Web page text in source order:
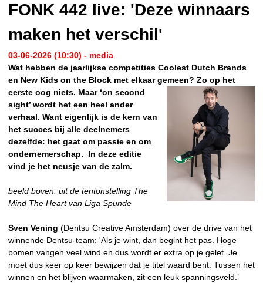
FONK 442 live: 'Deze winnaars
maken het verschil'
03-06-2026 (10:30) - media
Wat hebben de jaarlijkse competities Coolest Dutch Brands
en New Kids on the Block met elkaar gemeen? Zo op het
eerste oog niets. Maar ‘on second
sight’ wordt het een heel ander
verhaal. Want eigenlijk is de kern van
het succes bij alle deelnemers
dezelfde: het gaat om passie en om
ondernemerschap. In deze editie
vind je het neusje van de zalm.
beeld boven: uit de tentonstelling The
Mind The Heart van Liga Spunde
Sven Vening (Dentsu Creative Amsterdam) over de drive van het
winnende Dentsu-team: 'Als je wint, dan begint het pas. Hoge
bomen vangen veel wind en dus wordt er extra op je gelet. Je
moet dus keer op keer bewijzen dat je titel waard bent. Tussen het
winnen en het blijven waarmaken, zit een leuk spanningsveld.’